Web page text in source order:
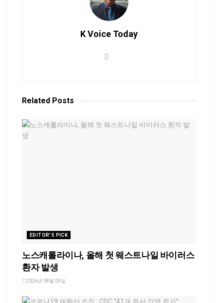
K Voice Today
Related Posts
EDITOR'S PICK
노스캐롤라이나, 올해 첫 웨스트나일 바이러스
환자 발생
2026년 08월 05일